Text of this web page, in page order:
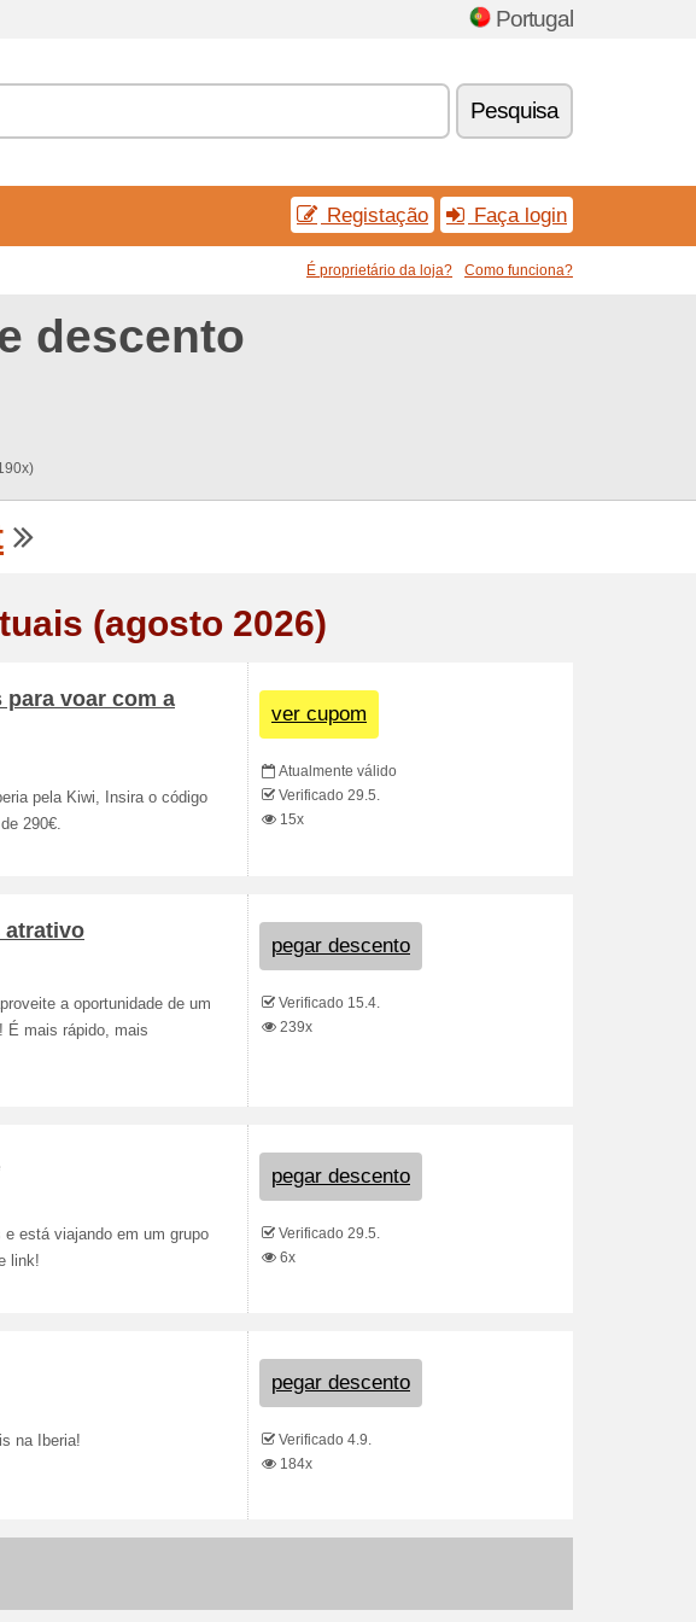
Portugal
Pesquisa
Registação Faça login
É proprietário da loja? Como funciona?
descento
(agosto 2026)
para voar com a
pela Kiwi, Insira o código
290€.
ver cupom
Atualmente válido
Verificado 29.5.
15x
atrativo
a oportunidade de um
É mais rápido, mais
pegar descento
Verificado 15.4.
239x
está viajando em um grupo
link!
pegar descento
Verificado 29.5.
6x
na Iberia!
pegar descento
Verificado 4.9.
184x